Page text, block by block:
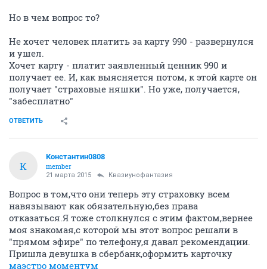
Но в чем вопрос то?
Не хочет человек платить за карту 990 - развернулся
и ушел.
Хочет карту - платит заявленный ценник 990 и
получает ее. И, как выясняется потом, к этой карте он
получает "страховые няшки". Но уже, получается,
"забесплатно"
ОТВЕТИТЬ
К
Константин0808
member
21 марта 2015 Квазиунофантазия
Вопрос в том,что они теперь эту страховку всем
навязывают как обязательную,без права
отказаться.Я тоже столкнулся с этим фактом,вернее
моя знакомая,с которой мы этот вопрос решали в
"прямом эфире" по телефону,я давал рекомендации.
Пришла девушка в сбербанк,оформить карточку
маэстро моментум